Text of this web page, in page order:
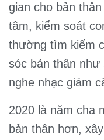
gian cho bản
tâm, kiểm soát
thường tìm kiếm
sóc bản thân như
nghe nhạc giảm
2020 là năm cha
bản thân hơn,